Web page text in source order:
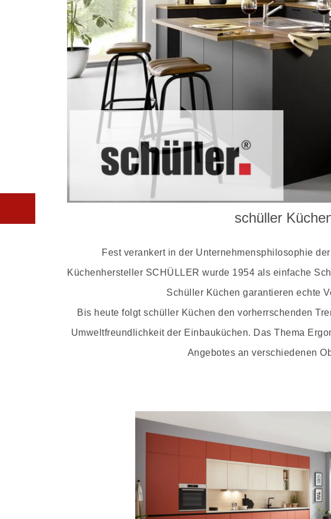
schüller
Fest verankert in der Unternehmensphilosophie
Küchenhersteller SCHÜLLER wurde 1954 als einfache
Schüller Küchen garantieren echte
Bis heute folgt schüller Küchen den vorherrschenden
Umweltfreundlichkeit der Einbauküchen. Das Thema
Angebotes an verschiedenen